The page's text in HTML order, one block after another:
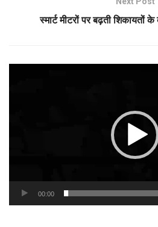
स्मार्ट मीटरों पर बढ़ती शिकायतों
00:00